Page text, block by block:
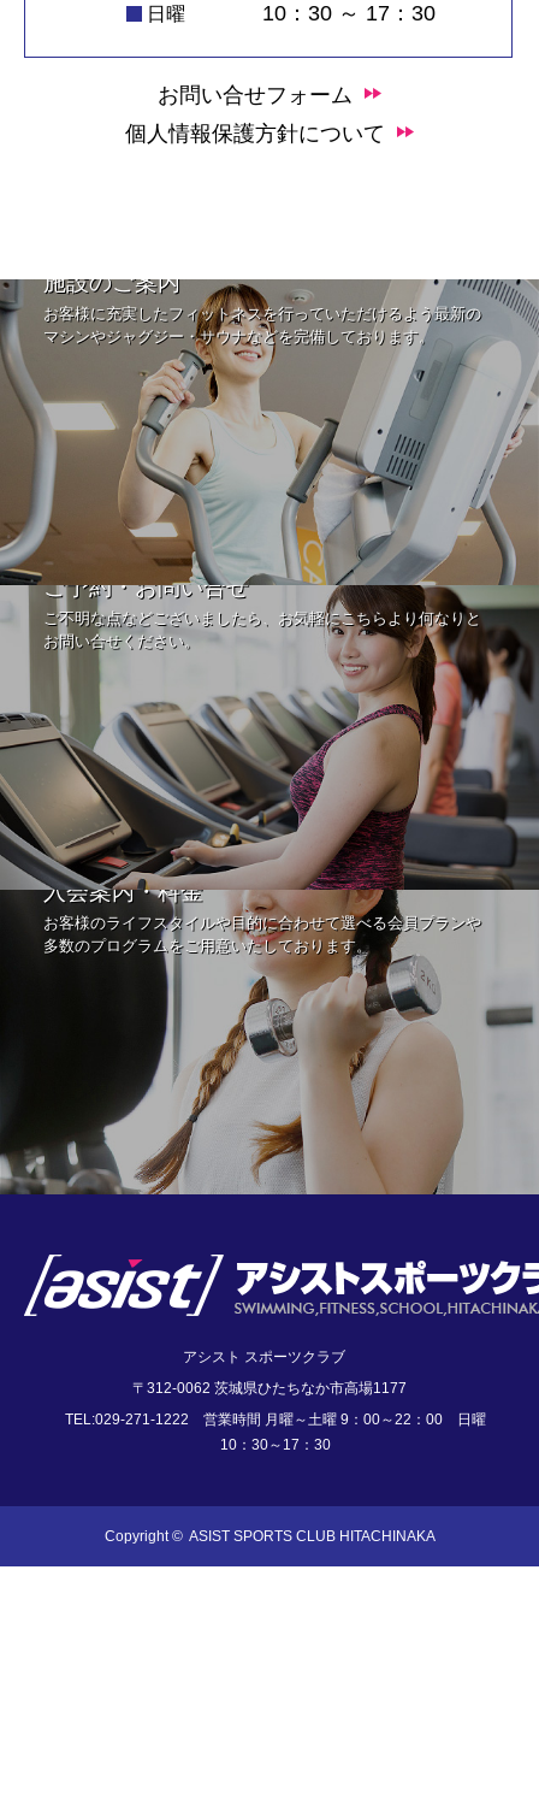
日曜 10：30 ～ 17：30
お問い合せフォーム
個人情報保護方針について
施設のご案内
お客様に充実したフィットネスを行っていただけるよう最新の
マシンやジャグジー・サウナなどを完備しております。
ご予約・お問い合せ
ご不明な点などございましたら、お気軽にこちらより何なりと
お問い合せください。
入会案内・料金
お客様のライフスタイルや目的に合わせて選べる会員プランや
多数のプログラムをご用意いたしております。
アシスト スポーツクラブ
〒312-0062 茨城県ひたちなか市高場1177
TEL:029-271-1222 営業時間 月曜～土曜 9：00～22：00 日曜
10：30～17：30
Copyright © ASIST SPORTS CLUB HITACHINAKA